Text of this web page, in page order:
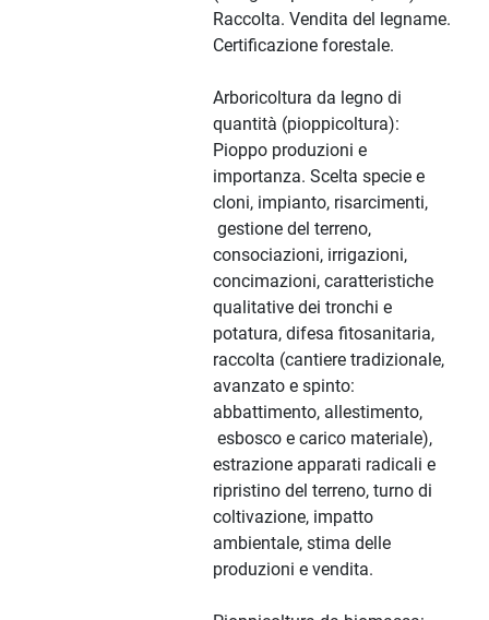
Raccolta. Vendita del legname.
Certificazione forestale.
Arboricoltura da legno di
quantità (pioppicoltura):
Pioppo produzioni e
importanza. Scelta specie e
cloni, impianto, risarcimenti,
gestione del terreno,
consociazioni, irrigazioni,
concimazioni, caratteristiche
qualitative dei tronchi e
potatura, difesa fitosanitaria,
raccolta (cantiere tradizionale,
avanzato e spinto:
abbattimento, allestimento,
esbosco e carico materiale),
estrazione apparati radicali e
ripristino del terreno, turno di
coltivazione, impatto
ambientale, stima delle
produzioni e vendita.